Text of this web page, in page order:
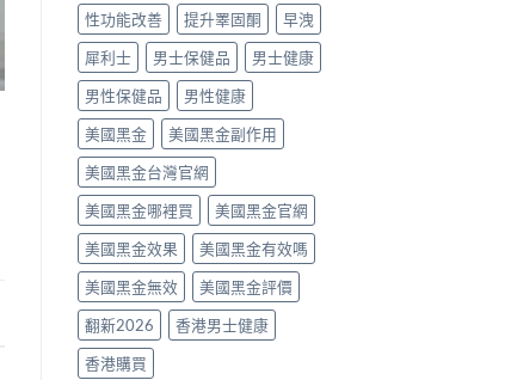
中
性功能改善
提升睪固酮
早洩
犀利士
男士保健品
男士健康
男性保健品
男性健康
美國黑金
美國黑金副作用
美國黑金台灣官網
美國黑金哪裡買
美國黑金官網
美國黑金效果
美國黑金有效嗎
美國黑金無效
美國黑金評價
翻新2026
香港男士健康
香港購買